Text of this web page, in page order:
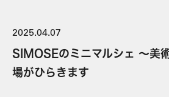
2025.04.07
SIMOSEのミニマルシェ ～美
場がひらきます